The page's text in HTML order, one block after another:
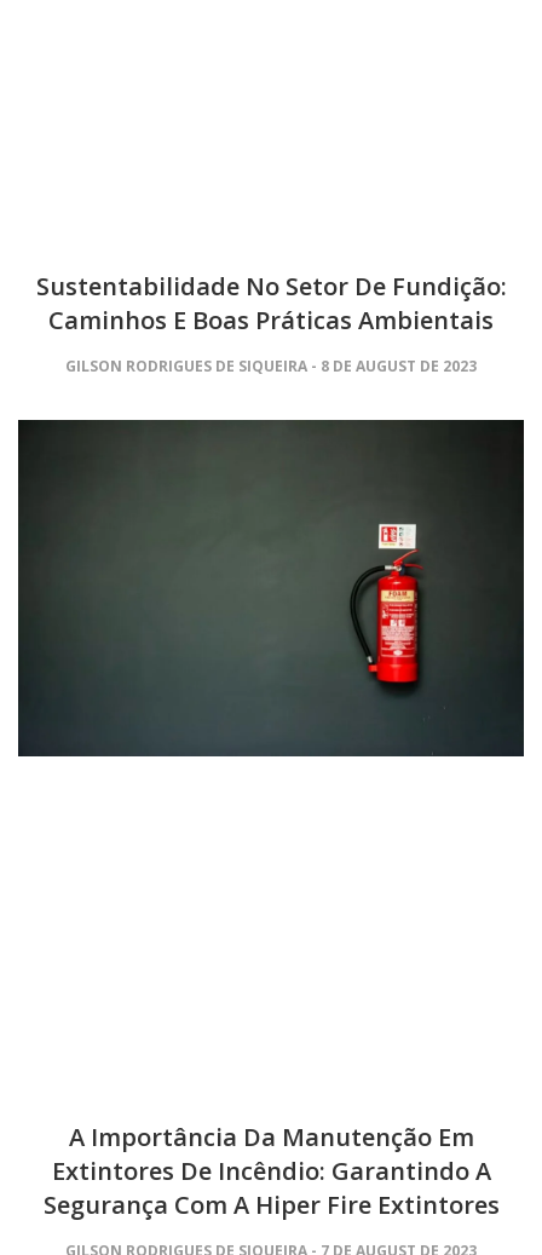
Sustentabilidade No Setor De Fundição:
Caminhos E Boas Práticas Ambientais
GILSON RODRIGUES DE SIQUEIRA 8 DE AUGUST DE 2023
A Importância Da Manutenção Em
Extintores De Incêndio: Garantindo A
Segurança Com A Hiper Fire Extintores
GILSON RODRIGUES DE SIQUEIRA 7 DE AUGUST DE 2023